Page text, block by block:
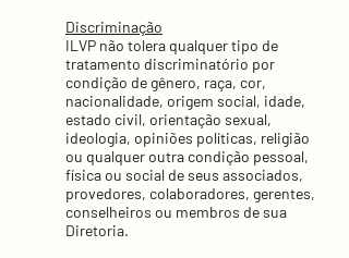
Discriminação
ILVP não tolera qualquer tipo de
tratamento discriminatório por
condição de gênero, raça, cor,
nacionalidade, origem social, idade,
estado civil, orientação sexual,
ideologia, opiniões políticas, religião
ou qualquer outra condição pessoal,
física ou social de seus associados,
provedores, colaboradores, gerentes,
conselheiros ou membros de sua
Diretoria.